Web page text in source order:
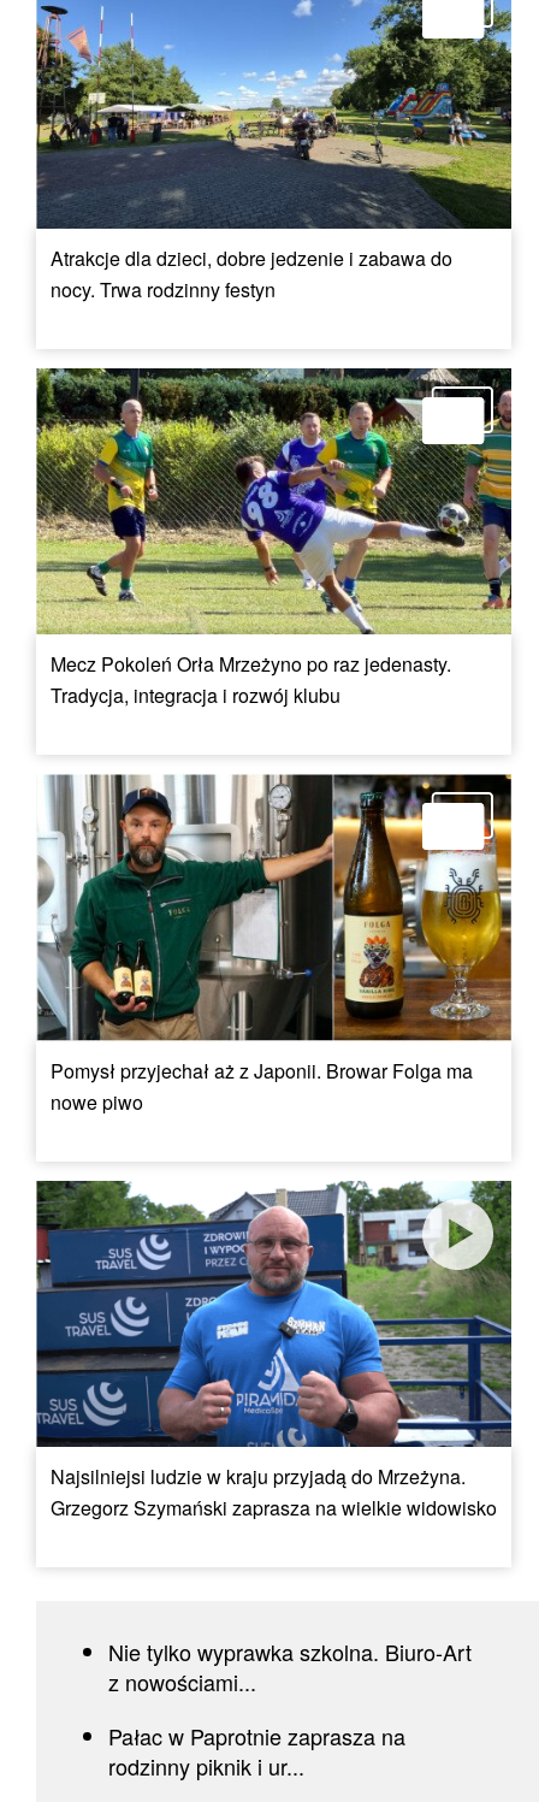
Atrakcje dla dzieci, dobre jedzenie i zabawa do
nocy. Trwa rodzinny festyn
Mecz Pokoleń Orła Mrzeżyno po raz jedenasty.
Tradycja, integracja i rozwój klubu
Pomysł przyjechał aż z Japonii. Browar Folga ma
nowe piwo
Najsilniejsi ludzie w kraju przyjadą do Mrzeżyna.
Grzegorz Szymański zaprasza na wielkie widowisko
Nie tylko wyprawka szkolna. Biuro-Art
z nowościami...
Pałac w Paprotnie zaprasza na
rodzinny piknik i ur...